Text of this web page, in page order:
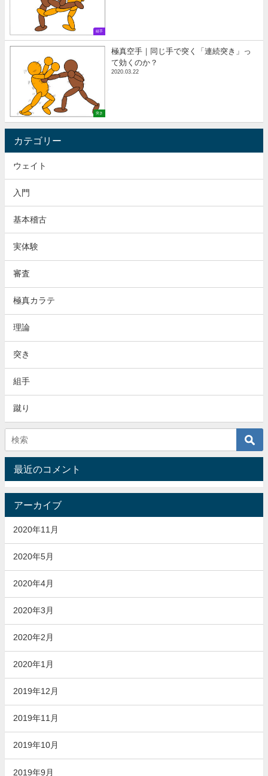
組手
突き
極真空手｜同じ手で突く「連続突き」っ
て効くのか？
2020.03.22
カテゴリー
ウェイト
入門
基本稽古
実体験
審査
極真カラテ
理論
突き
組手
蹴り
最近のコメント
アーカイブ
2020年11月
2020年5月
2020年4月
2020年3月
2020年2月
2020年1月
2019年12月
2019年11月
2019年10月
2019年9月